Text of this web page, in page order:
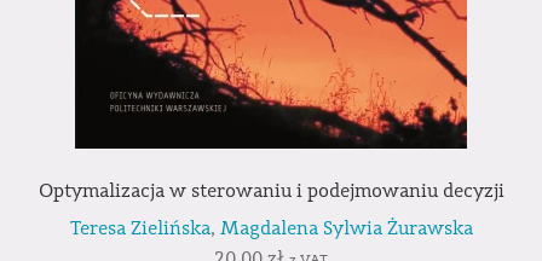
Optymalizacja w sterowaniu i podejmowaniu decyzji
Teresa Zielińska, Magdalena Sylwia Żurawska